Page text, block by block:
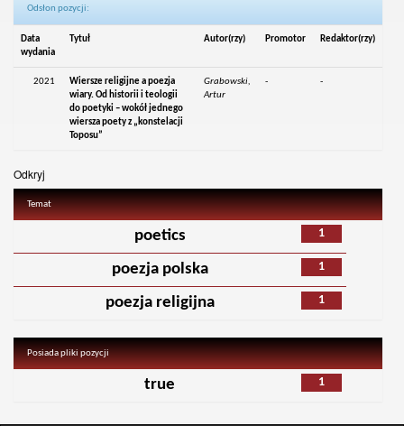
Odsłon pozycji:
Data
wydania
Tytuł Autor(rzy) Promotor Redaktor(rzy)
2021
Wiersze religijne a poezja
wiary. Od historii i teologii
do poetyki – wokół jednego
wiersza poety z „konstelacji
Toposu”
Grabowski,
Artur
- -
Odkryj
Temat
1
poetics
1
poezja polska
1
poezja religijna
Posiada pliki pozycji
1
true